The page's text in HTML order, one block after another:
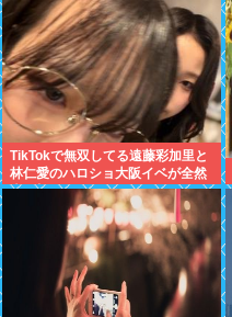
TikTokで無双してる遠藤彩加里と
林仁愛のハロショ大阪イベが全然
売り切れないのは何故？ボトム2